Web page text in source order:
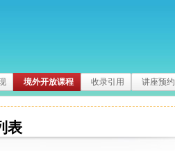
境外开放课程 收录引用 讲座预约
表